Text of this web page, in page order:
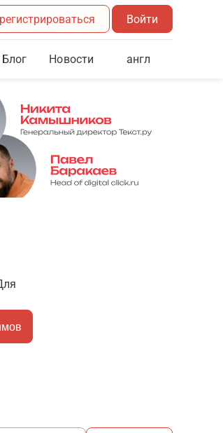
Войти
Блог Новости англ